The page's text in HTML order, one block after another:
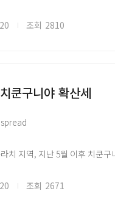
news-item/africa-
있지만 해당 지역은 소외된
병 이슈 공유를 위한 국외 자
www.glopid-r-korea.kr/)을
력이 저하된 성인 위험군 - 성
병 이슈 공유를 위한 국외 자
지 출처 Link
조회 2810
쿤구니야 확산세
치 지역, 지난 5월 이후 치쿤
및 통제를 위해 주의보를 발령함
조회 2671